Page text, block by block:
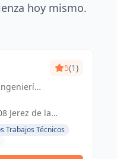
hoy mismo.
en Cádiz
5(1)
Jerez de la
Trabajos Técnicos